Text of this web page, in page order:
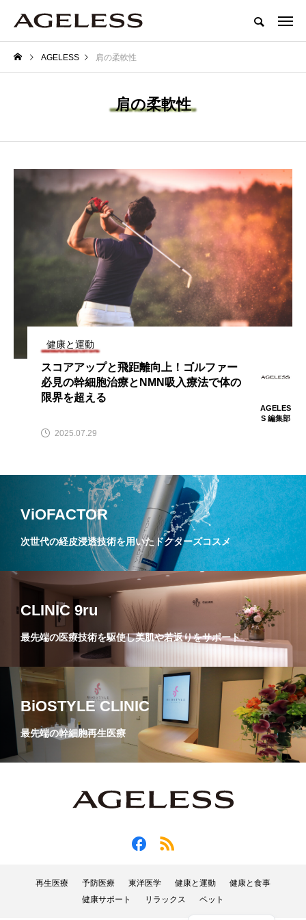
AGELESS 肩の柔軟性
肩の柔軟性
健康と運動
スコアアップと飛距離向上！ゴルファー
必見の幹細胞治療とNMN吸入療法で体の
限界を超える
AGELES
S 編集部
2025.07.29
ViOFACTOR
次世代の経皮浸透技術を用いたドクターズコスメ
CLINIC 9ru
最先端の医療技術を駆使し美肌や若返りをサポート
BiOSTYLE CLINIC
最先端の幹細胞再生医療
再生医療 予防医療 東洋医学 健康と運動
健康と食事
健康サポート
リラックス ペット